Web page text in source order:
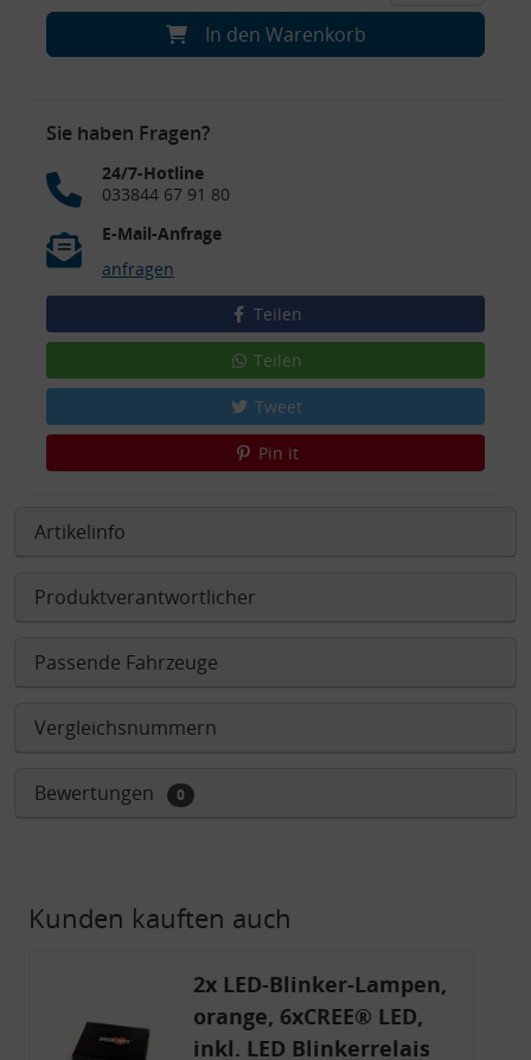
In den Warenkorb
Sie haben Fragen?
24/7-Hotline
033844 67 91 80
E-Mail-Anfrage
anfragen
Teilen
Teilen
Tweet
Pin it
Artikelinfo
Produktverantwortlicher
Passende Fahrzeuge
Vergleichsnummern
Bewertungen 0
Kunden kauften auch
2x LED-Blinker-Lampen,
orange, 6xCREE® LED,
inkl. LED Blinkerrelais